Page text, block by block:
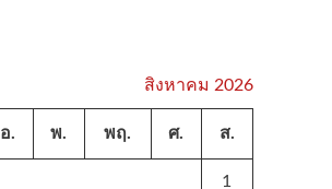
สิงหาคม 2026
อ. พ. พฤ. ศ. ส.
1